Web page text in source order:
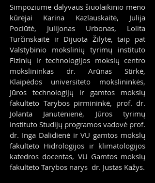
Simpoziume dalyvaus šiuolaikinio meno
kūrėjai Karina Kazlauskaitė, Julija
Pociūtė, Julijonas Urbonas, Lolita
Turčinskaitė ir Dijuota Žilytė, taip pat
Valstybinio mokslinių tyrimų instituto
Fizinių ir technologijos mokslų centro
mokslininkas dr. Arūnas Stirkė,
Klaipėdos universiteto mokslininkės,
Jūros technologijų ir gamtos mokslų
fakulteto Tarybos pirmininkė, prof. dr.
Jolanta Janutėnienė, Jūros tyrimų
instituto Studijų programos vadovė prof.
dr. Inga Dalidienė ir VU gamtos mokslų
fakulteto Hidrologijos ir klimatologijos
katedros docentas, VU Gamtos mokslų
fakulteto Tarybos narys dr. Justas Kažys.